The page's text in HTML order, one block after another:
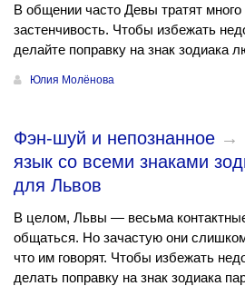
В общении часто Девы тратят
застенчивость. Чтобы избежать
делайте поправку на знак зодиака
Юлия Молёнова
Фэн-шуй и непознанное →
язык со всеми знаками
для Львов
В целом, Львы — весьма
общаться. Но зачастую они
что им говорят. Чтобы избежать
делать поправку на знак зодиака